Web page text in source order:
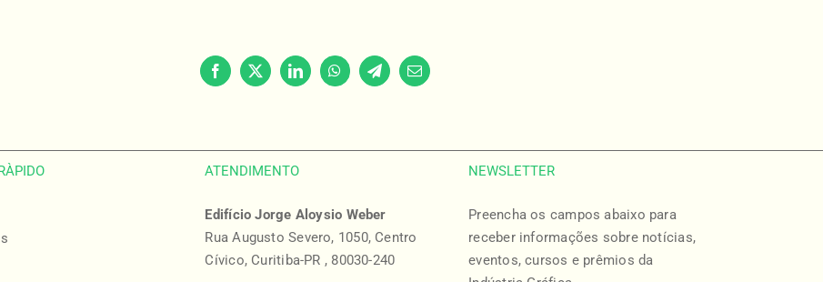
Facebook
X LinkedInWhatsAppTelegramEmail
ATENDIMENTO
Edifício Jorge Aloysio Weber
Rua Augusto Severo, 1050, Centro
Cívico, Curitiba-PR , 80030-240
NEWSLETTER
Preencha os campos abaixo para
receber informações sobre notícias,
eventos, cursos e prêmios da